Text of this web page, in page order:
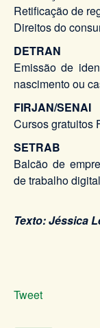
Retificação de
Direitos do
DETRAN
Emissão de
nascimento ou
FIRJAN/SENAI
Cursos gratuitos
SETRAB
Balcão de
de trabalho
Texto: Jéssica
Tweet